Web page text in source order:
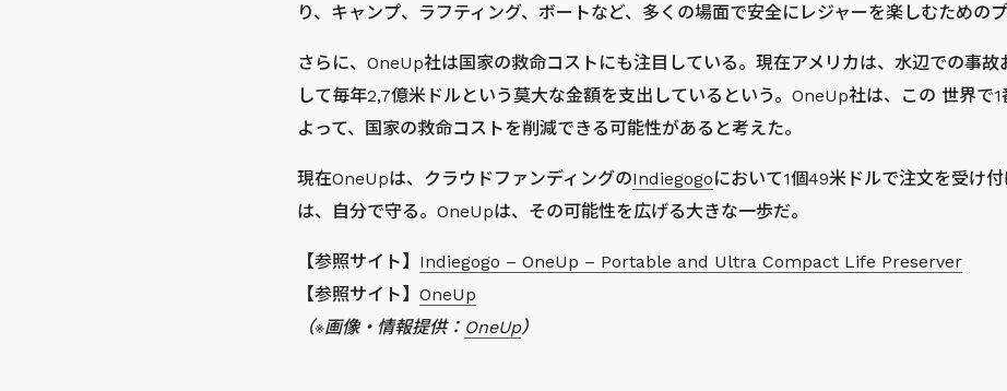
り、キャンプ、ラフティング、ボートなど、多くの場面で安全にレジャーを楽しむための
さらに、OneUp社は国家の救命コストにも注目している。現在アメリカは、水辺での事故
して毎年2,7億米ドルという莫大な金額を支出しているという。OneUp社は、この 世界で
よって、国家の救命コストを削減できる可能性があると考えた。
現在OneUpは、クラウドファンディングのIndiegogoにおいて1個49米ドルで注文を受け
は、自分で守る。OneUpは、その可能性を広げる大きな一歩だ。
【参照サイト】 Indiegogo – OneUp – Portable and Ultra Compact Life Preserver
【参照サイト】 OneUp
（※画像・情報提供： OneUp）